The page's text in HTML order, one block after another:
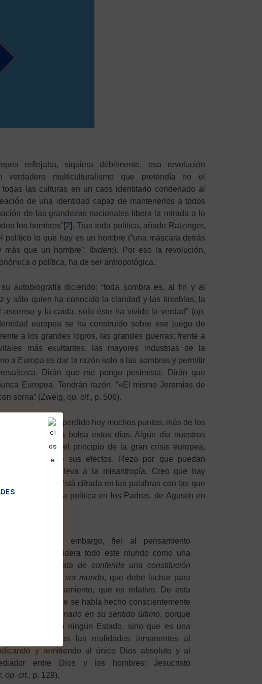
reflejaba, siquiera débilmente, esa revolución
verdadero multiculturalismo que pretendía no el
las culturas en un caos identitario condenado al
de una identidad capaz de mantenerlos a todos
de las grandezas nacionales libera la mirada a lo
los hombres”[2]. Tras toda política, añade Ratzinger,
político lo que hay es un hombre (“una máscara detrás
que un hombre”, íbidem). Por eso la revolución,
o política, ha de ser antropológica.
autobiografía diciendo: “toda sombra es, al fin y al
y sólo quien ha conocido la claridad y las tinieblas, la
ascenso y la caída, sólo éste ha vivido la verdad” (op.
europea se ha construido sobre ese juego de
a los grandes logros, las grandes guerras; frente a
más exultantes, las mayores industrias de la
a Europa es dar la razón solo a las sombras y permitir
Dirán que me pongo pesimista. Dirán que
Europea. Tendrán razón. “«El mismo Jeremías de
sorna” (Zweig, op. cit., p. 506).
paz global ha perdido hoy muchos puntos, más de los
esterlina en la bolsa estos días. Algún día nuestros
esto como el principio de la gran crisis europea,
síntomas o de sus efectos. Rezo por que puedan
no me lleva a la misantropía. Creo que hay
esperanza. Está cifrada en las palabras con las que
su texto sobre la política en los Padres, de Agustín en
permanece, sin embargo, fiel al pensamiento
porque considera todo este mundo como una
no trata de conferirle una constitución
sino que lo deja ser mundo, que debe luchar para
su propio ordenamiento, que es relativo. De esta
cristianismo, que se había hecho conscientemente
revolucionario en su sentido último, porque
identificarse con ningún Estado, sino que es una
relativiza todas las realidades inmanentes al
y remitiendo al único Dios absoluto y al
entre Dios y los hombres: Jesucristo
op. cit., p. 129).